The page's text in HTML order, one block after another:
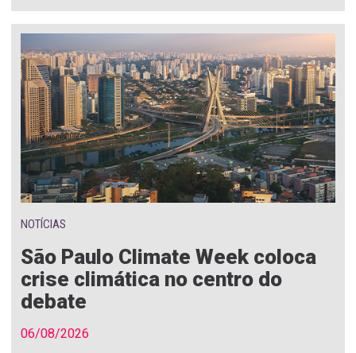
NOTÍCIAS
São Paulo Climate Week coloca
crise climática no centro do
debate
06/08/2026